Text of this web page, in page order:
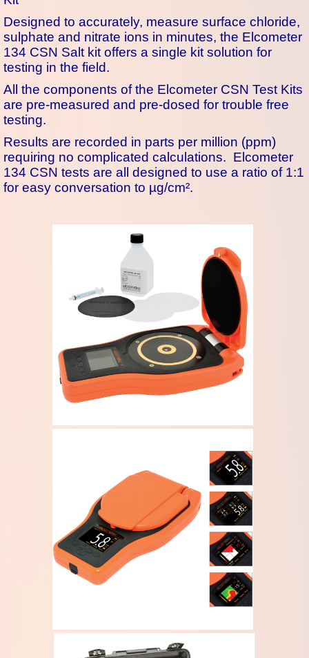
Designed to accurately, measure surface chloride,
sulphate and nitrate ions in minutes, the Elcometer
134 CSN Salt kit offers a single kit solution for
testing in the field.
All the components of the Elcometer CSN Test Kits
are pre-measured and pre-dosed for trouble free
testing.
Results are recorded in parts per million (ppm)
requiring no complicated calculations. Elcometer
134 CSN tests are all designed to use a ratio of 1:1
for easy conversation to µg/cm².